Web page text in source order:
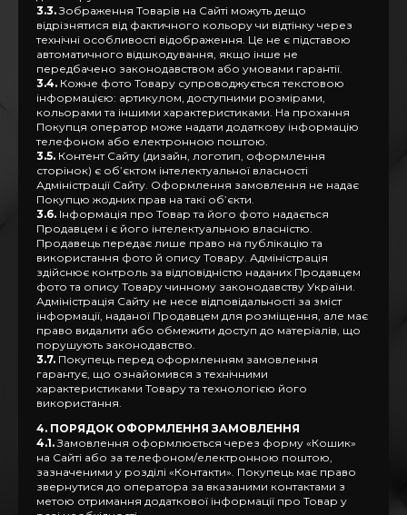
3.3.Зображення Товарів на Сайті можуть дещо
відрізнятися від фактичного кольору чи відтінку через
технічні особливості відображення. Це не є підставою
автоматичного відшкодування, якщо інше не
передбачено законодавством або умовами гарантії.
3.4. Кожне фото Товару супроводжується текстовою
інформацією: артикулом, доступними розмірами,
кольорами та іншими характеристиками. На прохання
Покупця оператор може надати додаткову інформацію
телефоном або електронною поштою.
3.5. Контент Сайту (дизайн, логотип, оформлення
сторінок) є об’єктом інтелектуальної власності
Адміністрації Сайту. Оформлення замовлення не надає
Покупцю жодних прав на такі об’єкти.
3.6. Інформація про Товар та його фото надається
Продавцем і є його інтелектуальною власністю.
Продавець передає лише право на публікацію та
використання фото й опису Товару. Адміністрація
здійснює контроль за відповідністю наданих Продавцем
фото та опису Товару чинному законодавству України.
Адміністрація Сайту не несе відповідальності за зміст
інформації, наданої Продавцем для розміщення, але має
право видалити або обмежити доступ до матеріалів, що
порушують законодавство.
3.7. Покупець перед оформленням замовлення
гарантує, що ознайомився з технічними
характеристиками Товару та технологією його
використання.
4. ПОРЯДОК ОФОРМЛЕННЯ ЗАМОВЛЕННЯ
4.1.Замовлення оформлюється через форму «Кошик»
на Сайті або за телефоном/електронною поштою,
зазначеними у розділі «Контакти». Покупець має право
звернутися до оператора за вказаними контактами з
метою отримання додаткової інформації про Товар у